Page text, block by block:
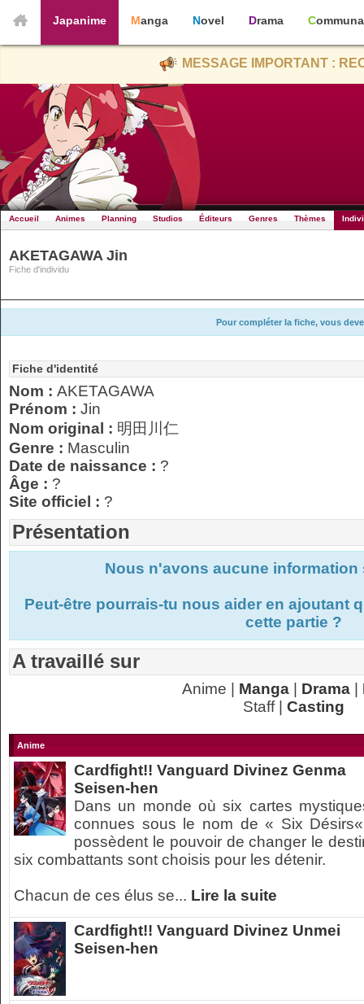
Japanime Manga Novel Drama
MESSAGE IMPORTANT :
Accueil Animes Planning Studios Éditeurs Genres Thèmes
AKETAGAWA Jin
Fiche d'individu
Pour compléter la fiche, vous
Fiche d'identité
Nom : AKETAGAWA
Prénom : Jin
Nom original : 明田川仁
Genre : Masculin
Date de naissance : ?
Âge : ?
Site officiel : ?
Présentation
Nous n'avons aucune
Peut-être pourrais-tu nous aider en ajoutant
cette partie ?
A travaillé sur
Anime | Manga| Drama|
Staff | Casting
Anime
Cardfight!! Vanguard Divinez Genma
Seisen-hen
Dans un monde où six cartes
connues sous le nom de « Six
possèdent le pouvoir de changer le
six combattants sont choisis pour les détenir.
Chacun de ces élus se... Lire la suite
Cardfight!! Vanguard Divinez Unmei
Seisen-hen